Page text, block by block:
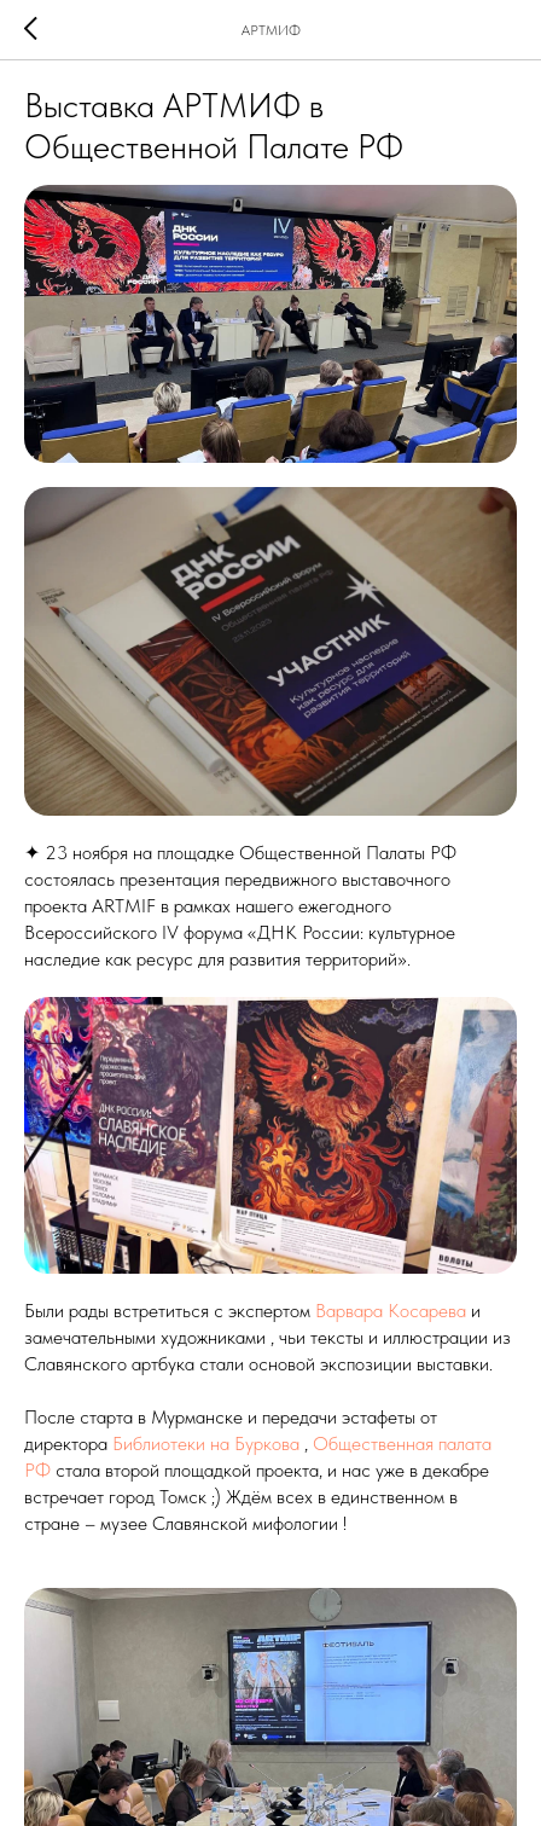
АРТМИФ
Выставка АРТМИФ в
Общественной Палате РФ
✦ 23 ноября на площадке Общественной Палаты РФ
состоялась презентация передвижного выставочного
проекта ARTMIF в рамках нашего ежегодного
Всероссийского IV форума «ДНК России: культурное
наследие как ресурс для развития территорий».
Были рады встретиться с экспертом Варвара Косарева и
замечательными художниками , чьи тексты и иллюстрации из
Славянского артбука стали основой экспозиции выставки.
После старта в Мурманске и передачи эстафеты от
директора Библиотеки на Буркова
Общественная палата
РФ стала второй площадкой проекта, и нас уже в декабре
встречает город Томск ;) Ждём всех в единственном в
стране – музее Славянской мифологии !